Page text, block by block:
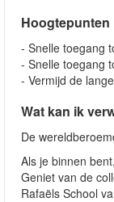
Hoogtepunten
- Snelle toegang
- Snelle toegang
- Vermijd de
Wat kan ik
De
Als je binnen
Geniet van de
Rafaëls School